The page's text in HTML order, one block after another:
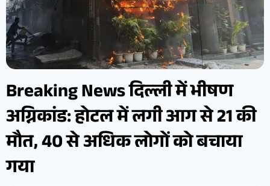
Breaking News दिल्ली में भीषण
अग्निकांड: होटल में लगी आग से 21 की
मौत, 40 से अधिक लोगों को बचाया
गया